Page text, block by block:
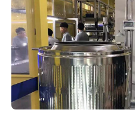
HiAR G200
HiAR H100
AR在线售后专家
AR可视化培训
AR设备巡点检
公共安全
AR融合指挥
AR安全管控
客户案例
合作计划
关于我们